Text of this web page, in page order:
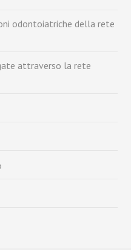
odontoiatriche della rete
attraverso la rete